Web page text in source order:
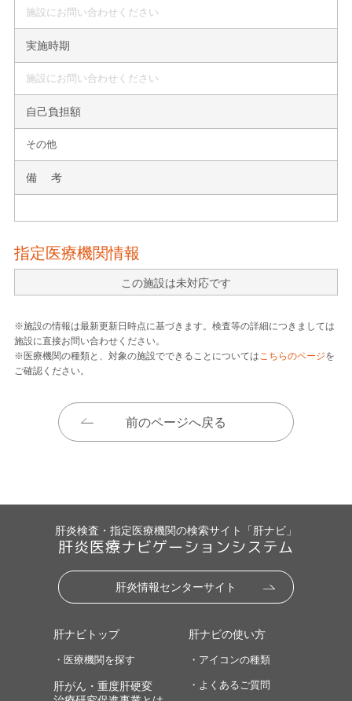
施設にお問い合わせください
実施時期
施設にお問い合わせください
自己負担額
その他
備 考
指定医療機関情報
この施設は未対応です
※施設の情報は最新更新日時点に基づきます。検査等の詳細につきましては
施設に直接お問い合わせください。
※医療機関の種類と、対象の施設でできることについてはこちらのページを
ご確認ください。
前のページへ戻る
肝炎検査・指定医療機関の検索サイト「肝ナビ」
肝炎医療ナビゲーションシステム
肝炎情報センターサイト
肝ナビトップ
・医療機関を探す
肝がん・重度肝硬変
肝ナビの使い方
・アイコンの種類
・よくあるご質問